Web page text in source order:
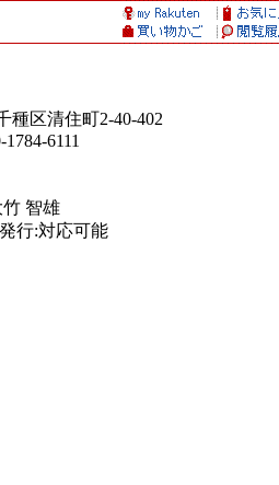
種区清住町2-40-402
6111
智雄
行:対応可能